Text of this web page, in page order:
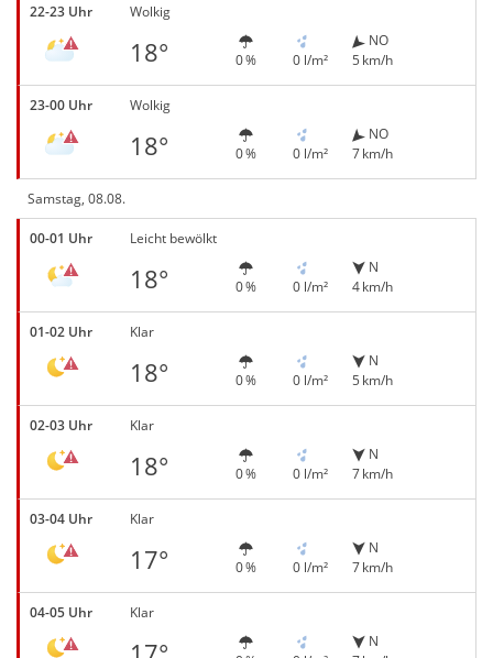
22-23 Uhr Wolkig
18° 0 % 0 l/m²
NO
5 km/h
23-00 Uhr Wolkig
18° 0 % 0 l/m²
NO
7 km/h
Samstag, 08.08.
00-01 Uhr Leicht bewölkt
18° 0 % 0 l/m²
N
4 km/h
01-02 Uhr Klar
18° 0 % 0 l/m²
N
5 km/h
02-03 Uhr Klar
18° 0 % 0 l/m²
N
7 km/h
03-04 Uhr Klar
17° 0 % 0 l/m²
N
7 km/h
04-05 Uhr Klar
N